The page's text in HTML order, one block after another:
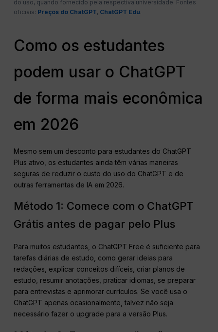
do uso, quando fornecido pela respectiva universidade. Fontes
oficiais: Preços do ChatGPT, ChatGPT Edu.
Como os estudantes
podem usar o ChatGPT
de forma mais econômica
em 2026
Mesmo sem um desconto para estudantes do ChatGPT
Plus ativo, os estudantes ainda têm várias maneiras
seguras de reduzir o custo do uso do ChatGPT e de
outras ferramentas de IA em 2026.
Método 1: Comece com o ChatGPT
Grátis antes de pagar pelo Plus
Para muitos estudantes, o ChatGPT Free é suficiente para
tarefas diárias de estudo, como gerar ideias para
redações, explicar conceitos difíceis, criar planos de
estudo, resumir anotações, praticar idiomas, se preparar
para entrevistas e aprimorar currículos. Se você usa o
ChatGPT apenas ocasionalmente, talvez não seja
necessário fazer o upgrade para a versão Plus.